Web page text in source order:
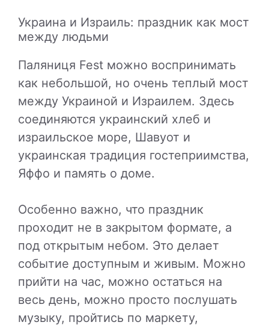
Украина и Израиль: праздник как мост
между людьми
Паляниця Fest можно воспринимать
как небольшой, но очень теплый мост
между Украиной и Израилем. Здесь
соединяются украинский хлеб и
израильское море, Шавуот и
украинская традиция гостеприимства,
Яффо и память о доме.
Особенно важно, что праздник
проходит не в закрытом формате, а
под открытым небом. Это делает
событие доступным и живым. Можно
прийти на час, можно остаться на
весь день, можно просто послушать
музыку, пройтись по маркету,